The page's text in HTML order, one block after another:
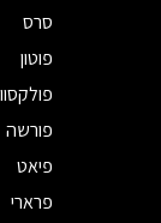
סרס
פוטון
פורשה
פיאט
פרארי